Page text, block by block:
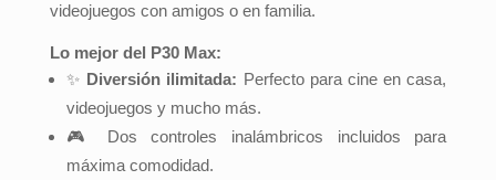
videojuegos con amigos o en familia.
Lo mejor del P30 Max:
✨ Diversión ilimitada: Perfecto para cine en casa,
videojuegos y mucho más.
🎮 Dos controles inalámbricos incluidos para
máxima comodidad.